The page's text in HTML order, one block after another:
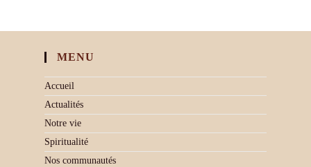
MENU
Accueil
Actualités
Notre vie
Spiritualité
Nos communautés